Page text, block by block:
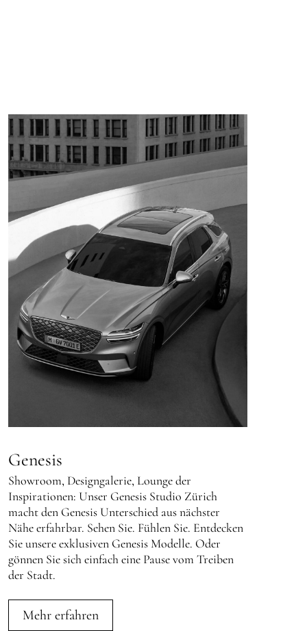
Genesis
Showroom, Designgalerie, Lounge der
Inspirationen: Unser Genesis Studio Zürich
macht den Genesis Unterschied aus nächster
Nähe erfahrbar. Sehen Sie. Fühlen Sie. Entdecken
Sie unsere exklusiven Genesis Modelle. Oder
gönnen Sie sich einfach eine Pause vom Treiben
der Stadt.
Mehr erfahren